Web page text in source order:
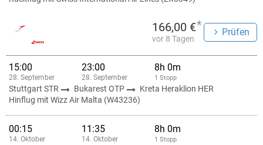
166,00 €*
vor 8 Tagen
Prüfen
15:00
28. September
23:00
28. September
8h 0m
1 Stopp
Stuttgart STR Bukarest OTP
Kreta Heraklion HER
Hinflug mit Wizz Air Malta (W43236)
00:15
14. Oktober
11:35
14. Oktober
8h 0m
1 Stopp